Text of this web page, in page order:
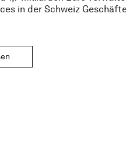
in der Schweiz